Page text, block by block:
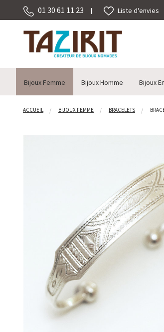
01 30 61 11 23 Liste d'envies
Bijoux Femme Bijoux Homme Bijoux
ACCUEIL BIJOUX FEMME BRACELETS